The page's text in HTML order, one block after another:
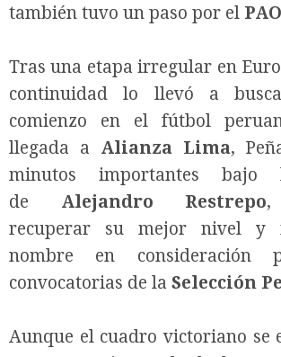
también tuvo un paso por el
Tras una etapa irregular en
continuidad lo llevó a
comienzo en el fútbol
llegada a Alianza Lima,
minutos importantes bajo
de Alejandro Restrepo,
recuperar su mejor nivel y
nombre en consideración
convocatorias de la Selección
Aunque el cuadro victoriano se